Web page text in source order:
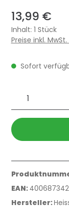
13,99 €
Inhalt: 1 Stück
Preise inkl.
Sofort
Produkt
EAN:
Hersteller: